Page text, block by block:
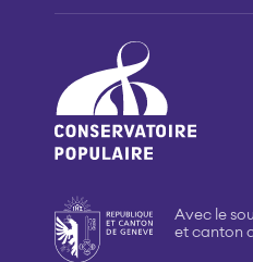
Avec le
et canton